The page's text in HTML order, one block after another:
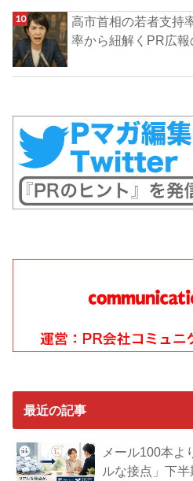
高市首相の若者支持
率から紐解くPR広報
最近の記事
メール100本よ
ルな接点」下